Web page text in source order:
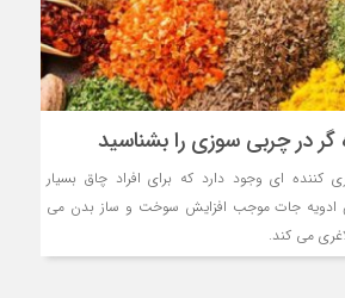
در چربی سوزی را بشناسید
کننده ای وجود دارد که برای افراد چاق بسیار
جات موجب افزایش سوخت و ساز بدن می
می کند.